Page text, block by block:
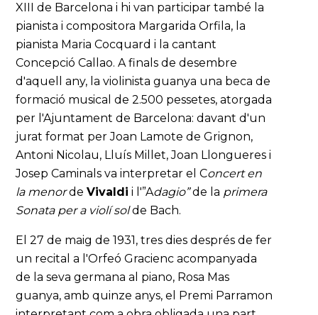
XIII de Barcelona i hi van participar també la
pianista i compositora Margarida Orfila, la
pianista Maria Cocquard i la cantant
Concepció Callao. A finals de desembre
d'aquell any, la violinista guanya una beca de
formació musical de 2.500 pessetes, atorgada
per l'Ajuntament de Barcelona: davant d'un
jurat format per Joan Lamote de Grignon,
Antoni Nicolau, Lluís Millet, Joan Llongueres i
Josep Caminals va interpretar el Concert en
la menordeVivaldi i l'”Adagio”de la primera
Sonata per a violí solde Bach.
El 27 de maig de 1931, tres dies després de fer
un recital a l'Orfeó Gracienc acompanyada
de la seva germana al piano, Rosa Mas
guanya, amb quinze anys, el Premi Parramon